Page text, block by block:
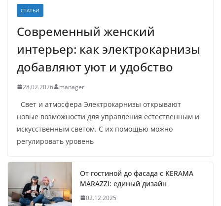
СТАТЬИ
Современный женский
интерьер: как электрокарнизы
добавляют уют и удобство
28.02.2026 manager
Свет и атмосфера Электрокарнизы открывают
новые возможности для управления естественным и
искусственным светом. С их помощью можно
регулировать уровень
От гостиной до фасада с KERAMA
MARAZZI: единый дизайн
02.12.2025